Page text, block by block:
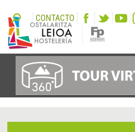
CONTACTO